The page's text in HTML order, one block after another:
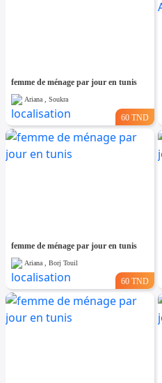
femme de ménage par jour en tunis
Ariana , Soukra
60 TND
femme de ménage par jour en tunis
Ariana , Borj Touil
60 TND